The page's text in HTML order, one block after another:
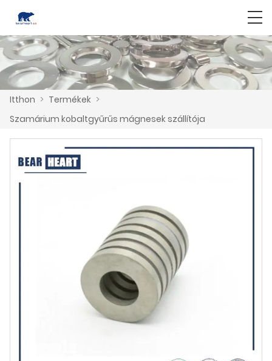
Itthon > Termékek >
Szamárium kobaltgyűrűs mágnesek szállítója